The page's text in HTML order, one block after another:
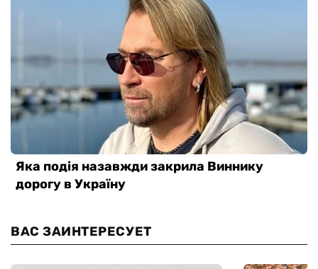
ВАС ЗАИНТЕРЕСУЕТ